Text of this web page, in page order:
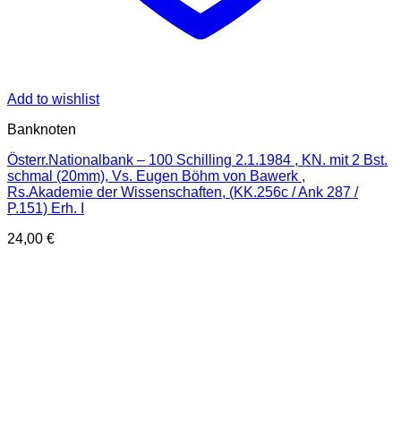
Add to wishlist
Banknoten
Österr.Nationalbank – 100 Schilling 2.1.1984 , KN. mit 2 Bst.
schmal (20mm), Vs. Eugen Böhm von Bawerk ,
Rs.Akademie der Wissenschaften, (KK.256c / Ank 287 /
P.151) Erh. I
24,00 €